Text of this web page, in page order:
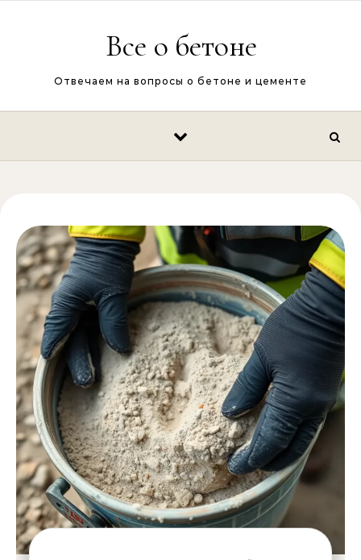
Все о бетоне
Отвечаем на вопросы о бетоне и цементе